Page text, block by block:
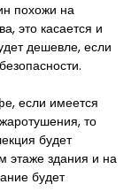
похожи на
это касается и
дешевле, если
если имеется
то
будет
этаже здания и на
будет